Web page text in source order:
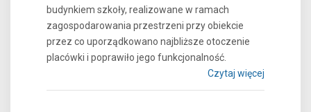
budynkiem szkoły, realizowane w ramach
zagospodarowania przestrzeni przy obiekcie
przez co uporządkowano najbliższe otoczenie
placówki i poprawiło jego funkcjonalność.
Czytaj więcej